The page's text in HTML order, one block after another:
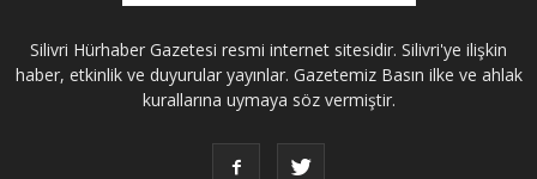
Silivri Hürhaber Gazetesi resmi internet sitesidir. Silivri'ye ilişkin
haber, etkinlik ve duyurular yayınlar. Gazetemiz Basın ilke ve ahlak
kurallarına uymaya söz vermiştir.